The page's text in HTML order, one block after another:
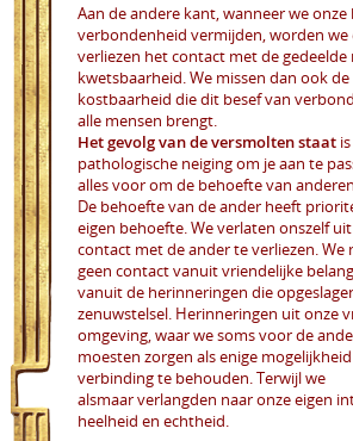
Aan de andere kant, wanneer we onze
verbondenheid vermijden, worden we
verliezen het contact met de gedeelde
kwetsbaarheid. We missen dan ook
kostbaarheid die dit besef van
alle mensen brengt.
Het gevolg van de versmolten staat
pathologische neiging om je aan te
alles voor om de behoefte van
De behoefte van de ander heeft
eigen behoefte. We verlaten onszelf
contact met de ander te verliezen. We
geen contact vanuit vriendelijke
vanuit de herinneringen die
zenuwstelsel. Herinneringen uit onze
omgeving, waar we soms voor de
moesten zorgen als enige
verbinding te behouden. Terwijl we
alsmaar verlangden naar onze eigen
heelheid en echtheid.